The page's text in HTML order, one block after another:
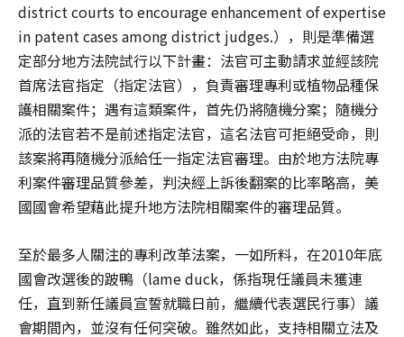
district courts to encourage enhancement of expertise
in patent cases among district judges.），則是準備選
定部分地方法院試行以下計畫：法官可主動請求並經該院
首席法官指定（指定法官），負責審理專利或植物品種保
護相關案件；遇有這類案件，首先仍將隨機分案；隨機分
派的法官若不是前述指定法官，這名法官可拒絕受命，則
該案將再隨機分派給任一指定法官審理。由於地方法院專
利案件審理品質參差，判決經上訴後翻案的比率略高，美
國國會希望藉此提升地方法院相關案件的審理品質。
至於最多人關注的專利改革法案，一如所料，在2010年底
國會改選後的跛鴨（lame duck，係指現任議員未獲連
任，直到新任議員宣誓就職日前，繼續代表選民行事）議
會期間內，並沒有任何突破。雖然如此，支持相關立法及